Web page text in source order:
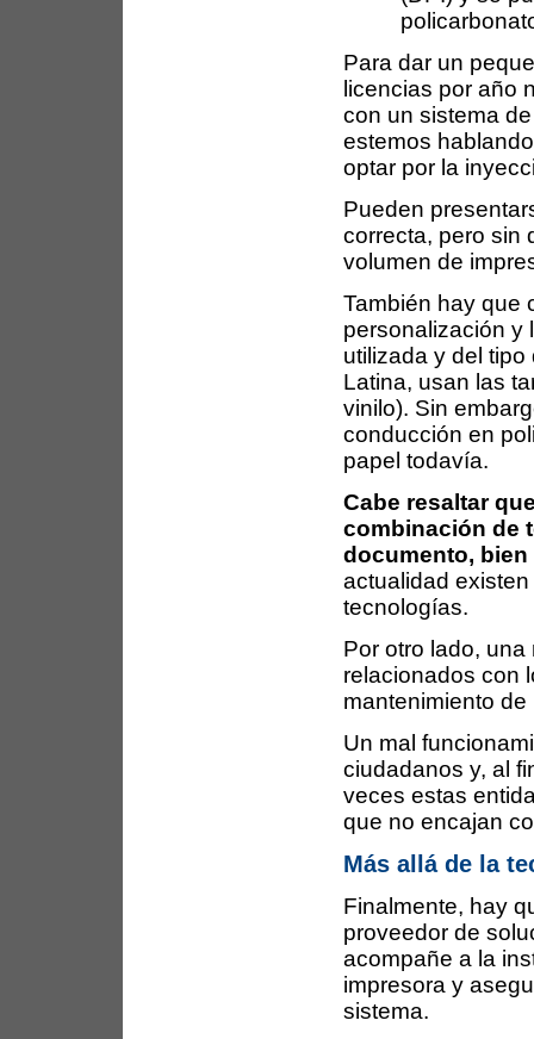
Para dar un
licencias por año
con un sistema
estemos
optar por la
Pueden
correcta, pero sin
volumen de
También hay que
personalización y
utilizada y del
Latina, usan las
vinilo). Sin
conducción en
papel todavía.
Cabe resaltar
combinación de
documento,
actualidad existen
tecnologías.
Por otro lado,
relacionados con
mantenimiento
Un mal
ciudadanos y, al
veces estas
que no encajan
Más allá de la
Finalmente, hay
proveedor de
acompañe a la
impresora y
sistema.